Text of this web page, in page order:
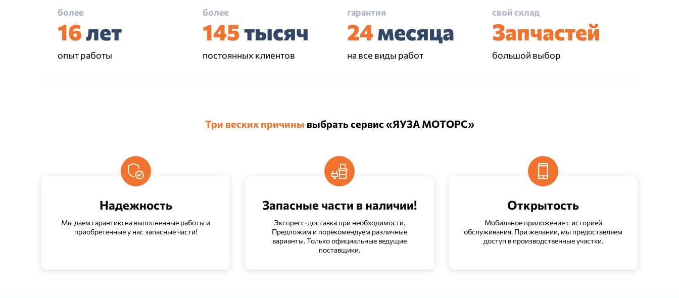
более
16лет
опыт работы
более
145тысяч
постоянных клиентов
гарантия
24месяца
на все виды работ
свой склад
Запчастей
большой выбор
Три веских причины выбрать сервис «ЯУЗА МОТОРС»
Надежность
Мы даем гарантию на выполненные работы и
приобретенные у нас запасные части!
Запасные части в наличии!
Экспресс-доставка при необходимости.
Предложим и порекомендуем различные
варианты. Только официальные ведущие
поставщики.
Открытость
Мобильное приложение с историей
обслуживания. При желании, мы предоставляем
доступ в производственные участки.